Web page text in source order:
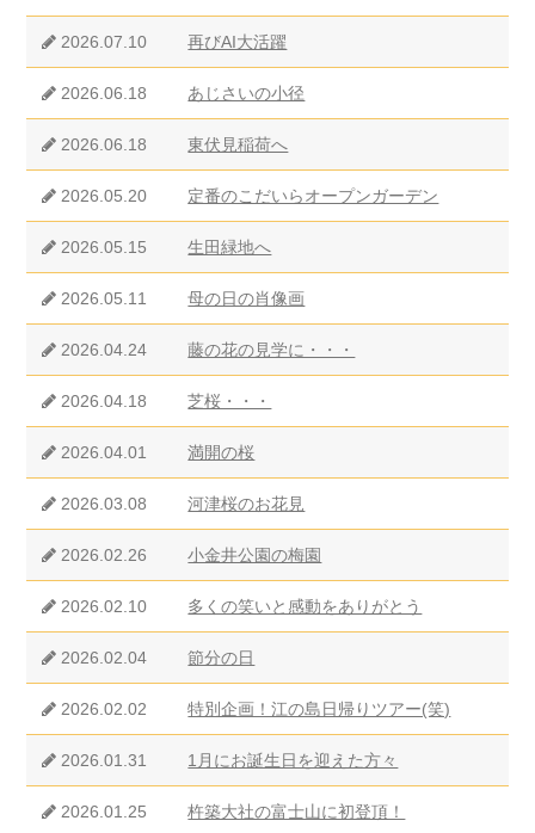
2026.07.10 再びAI大活躍
2026.06.18 あじさいの小径
2026.06.18 東伏見稲荷へ
2026.05.20 定番のこだいらオープンガーデン
2026.05.15 生田緑地へ
2026.05.11 母の日の肖像画
2026.04.24 藤の花の見学に・・・
2026.04.18 芝桜・・・
2026.04.01 満開の桜
2026.03.08 河津桜のお花見
2026.02.26 小金井公園の梅園
2026.02.10 多くの笑いと感動をありがとう
2026.02.04 節分の日
2026.02.02 特別企画！江の島日帰りツアー(笑)
2026.01.31 1月にお誕生日を迎えた方々
2026.01.25 杵築大社の富士山に初登頂！